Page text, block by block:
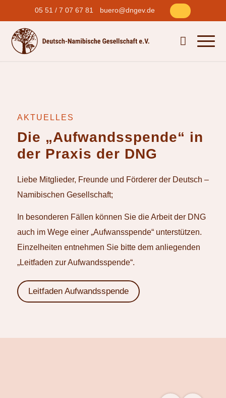
05 51 / 7 07 67 81 buero@dngev.de
AKTUELLES
Die „Aufwandsspende“ in
der Praxis der DNG
Liebe Mitglieder, Freunde und Förderer der Deutsch –
Namibischen Gesellschaft;
In besonderen Fällen können Sie die Arbeit der DNG
auch im Wege einer „Aufwansspende“ unterstützen.
Einzelheiten entnehmen Sie bitte dem anliegenden
„Leitfaden zur Aufwandsspende“.
Leitfaden Aufwandsspende